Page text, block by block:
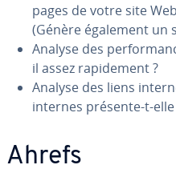
pages de votre site
(Génère également un
Analyse des
il assez ra­pi­de­ment ?
Analyse des liens
internes présente-t-
Ahrefs